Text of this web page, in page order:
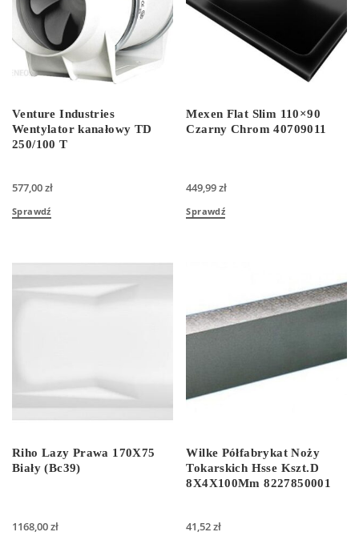
Venture Industries
Wentylator kanałowy TD
250/100 T
577,00zł
Sprawdź
Mexen Flat Slim 110×90
Czarny Chrom 40709011
449,99zł
Sprawdź
Riho Lazy Prawa 170X75
Biały (Bc39)
1168,00zł
Wilke Półfabrykat Noży
Tokarskich Hsse Kszt.D
8X4X100Mm 8227850001
41,52zł